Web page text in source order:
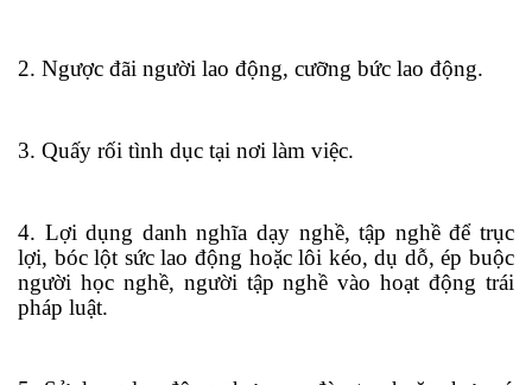
2. Ngược đãi người lao động, cưỡng bức lao động.
3. Quấy rối tình dục tại nơi làm việc.
4. Lợi dụng danh nghĩa dạy nghề,tập nghề để trục
lợi, bóc lột sức lao động hoặc lôi kéo, dụ dỗ, ép buộc
người học nghề, người tập nghề vào hoạt động trái
pháp luật.